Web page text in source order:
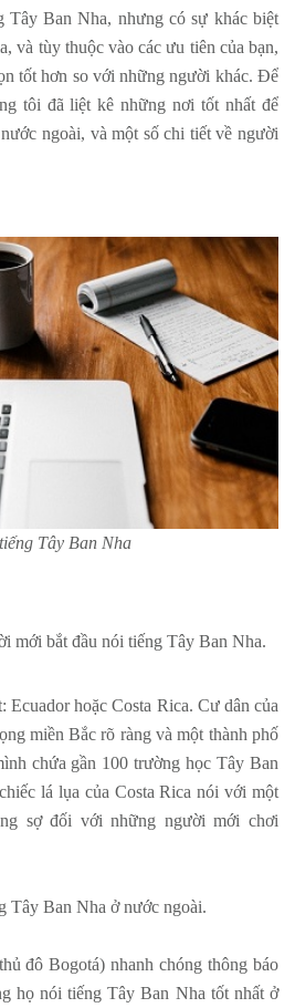
Tây Ban Nha, nhưng có sự khác biệt
và tùy thuộc vào các ưu tiên của bạn,
tốt hơn so với những người khác. Để
tôi đã liệt kê những nơi tốt nhất để
ngoài, và một số chi tiết về người
Tây Ban Nha
mới bắt đầu nói tiếng Tây Ban Nha.
Ecuador hoặc Costa Rica. Cư dân của
miền Bắc rõ ràng và một thành phố
chứa gần 100 trường học Tây Ban
lá lụa của Costa Rica nói với một
sợ đối với những người mới chơi
Tây Ban Nha ở nước ngoài.
đô Bogotá) nhanh chóng thông báo
họ nói tiếng Tây Ban Nha tốt nhất ở